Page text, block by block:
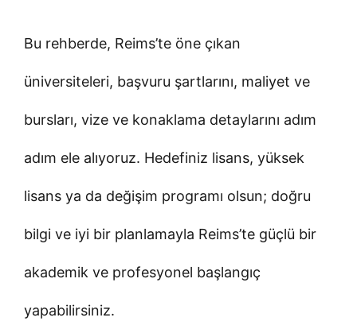
Bu rehberde, Reims’te öne çıkan
üniversiteleri, başvuru şartlarını, maliyet ve
bursları, vize ve konaklama detaylarını adım
adım ele alıyoruz. Hedefiniz lisans, yüksek
lisans ya da değişim programı olsun; doğru
bilgi ve iyi bir planlamayla Reims’te güçlü bir
akademik ve profesyonel başlangıç
yapabilirsiniz.